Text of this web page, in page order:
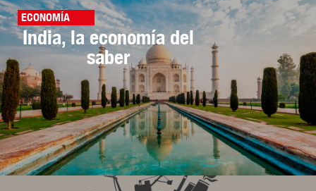
ECONOMÍA
India, la economía del
saber